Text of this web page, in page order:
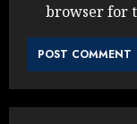
browser for